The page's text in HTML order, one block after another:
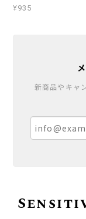
¥935
新商品やキャ